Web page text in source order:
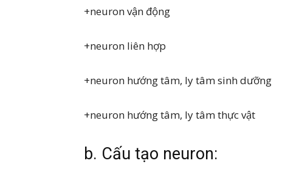
+neuron vận động
+neuron liên hợp
+neuron hướng tâm, ly tâm sinh dưỡng
+neuron hướng tâm, ly tâm thực vật
b. Cấu tạo neuron: